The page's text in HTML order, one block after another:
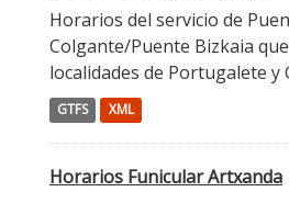
Horarios del servicio de
Colgante/Puente Bizkaia
localidades de Portugalete y
GTFS XML
Horarios Funicular Artxanda